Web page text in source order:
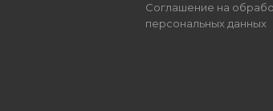
Соглашение на
персональных данных